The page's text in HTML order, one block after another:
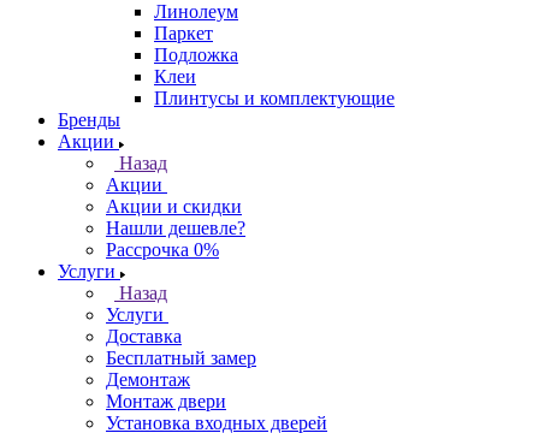
Линолеум
Паркет
Подложка
Клеи
Плинтусы и комплектующие
Бренды
Акции
Назад
Акции
Акции и скидки
Нашли дешевле?
Рассрочка 0%
Услуги
Назад
Услуги
Доставка
Бесплатный замер
Демонтаж
Монтаж двери
Установка входных дверей